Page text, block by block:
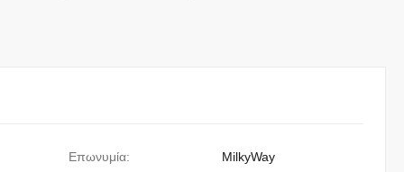
Επωνυμία: MilkyWay